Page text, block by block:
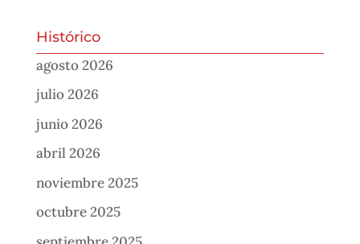
Histórico
agosto 2026
julio 2026
junio 2026
abril 2026
noviembre 2025
octubre 2025